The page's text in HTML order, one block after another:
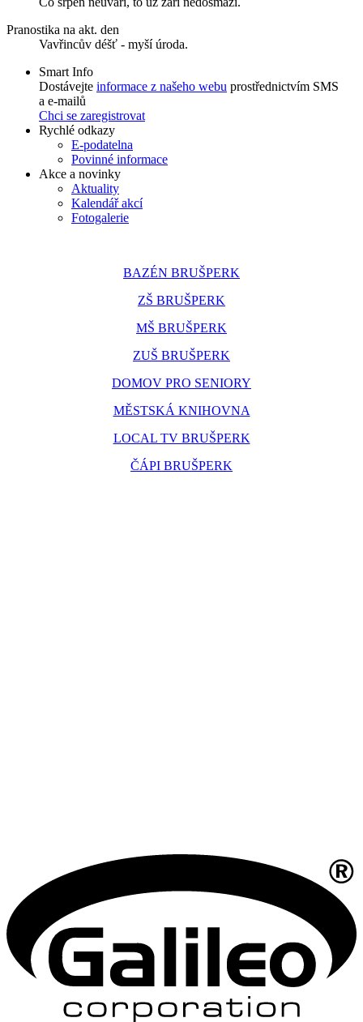
Pranostika na akt. den
Vavřincův déšť - myší úroda.
Smart Info
Dostávejte informace z našeho webu prostřednictvím SMS
a e-mailů
Chci se zaregistrovat
Rychlé odkazy
E-podatelna
Povinné informace
Akce a novinky
Aktuality
Kalendář akcí
Fotogalerie
BAZÉN BRUŠPERK
ZŠ BRUŠPERK
MŠ BRUŠPERK
ZUŠ BRUŠPERK
DOMOV PRO SENIORY
MĚSTSKÁ KNIHOVNA
LOCAL TV BRUŠPERK
ČÁPI BRUŠPERK